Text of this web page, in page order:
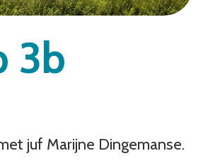
3b
juf Marijne Dingemanse.